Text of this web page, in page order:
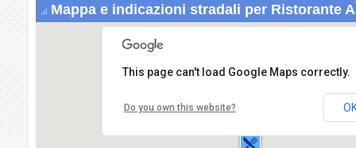
Mappa e indicazioni stradali per Ristorante
Ristorante Al Raspo De Ua
Via S. Martino Sinistro,560
30100 VENEZIA
This page can't load Google Maps correctly.
Do you own this website?